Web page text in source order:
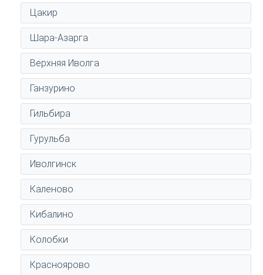
Цакир
Шара-Азарга
Верхняя Иволга
Ганзурино
Гильбира
Гурульба
Иволгинск
Каленово
Кибалино
Колобки
Красноярово